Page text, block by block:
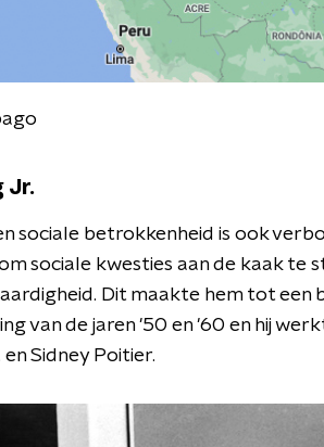
Jr.
sociale betrokkenheid is ook
sociale kwesties aan de kaak te
Dit maakte hem tot een
van de jaren '50 en '60 en hij
Sidney Poitier.